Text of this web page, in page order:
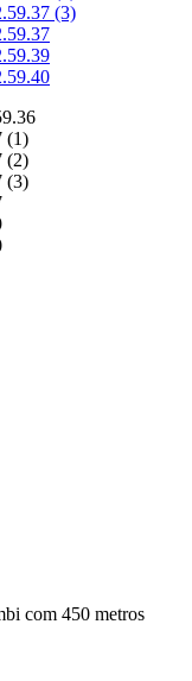
com 450 metros